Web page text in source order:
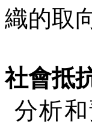
織的取
社會抵
分析